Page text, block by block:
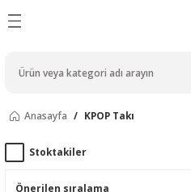
Anasayfa KPOP Takı
Stoktakiler